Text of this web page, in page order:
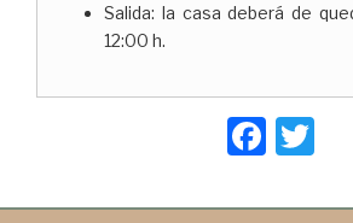
Salida: la casa deberá de
12:00 h.
F
c tt